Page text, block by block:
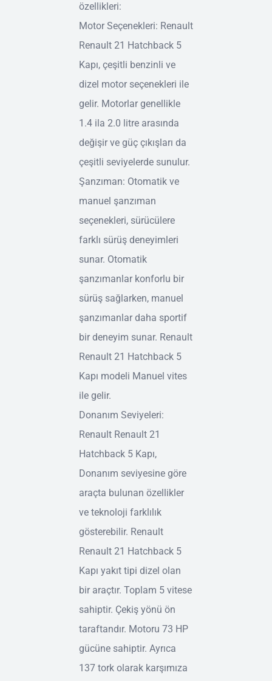
özellikleri:
Motor Seçenekleri: Renault
Renault 21 Hatchback 5
Kapı, çeşitli benzinli ve
dizel motor seçenekleri ile
gelir. Motorlar genellikle
1.4 ila 2.0 litre arasında
değişir ve güç çıkışları da
çeşitli seviyelerde sunulur.
Şanzıman: Otomatik ve
manuel şanzıman
seçenekleri, sürücülere
farklı sürüş deneyimleri
sunar. Otomatik
şanzımanlar konforlu bir
sürüş sağlarken, manuel
şanzımanlar daha sportif
bir deneyim sunar. Renault
Renault 21 Hatchback 5
Kapı modeli Manuel vites
ile gelir.
Donanım Seviyeleri:
Renault Renault 21
Hatchback 5 Kapı,
Donanım seviyesine göre
araçta bulunan özellikler
ve teknoloji farklılık
gösterebilir. Renault
Renault 21 Hatchback 5
Kapı yakıt tipi dizel olan
bir araçtır. Toplam 5 vitese
sahiptir. Çekiş yönü ön
taraftandır. Motoru 73 HP
gücüne sahiptir. Ayrıca
137 tork olarak karşımıza